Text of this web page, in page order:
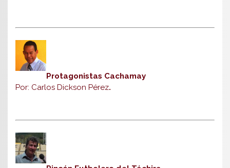
Protagonistas Cachamay
Por: Carlos Dickson Pérez.